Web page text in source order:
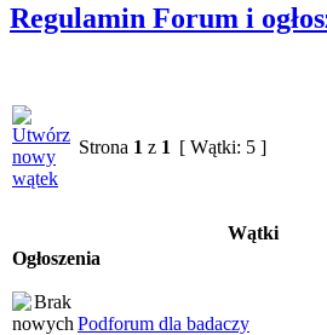
Regulamin Forum i
Strona 1 z 1 [ Wątki: 5 ]
Wątki
Ogłoszenia
Podforum dla badaczy